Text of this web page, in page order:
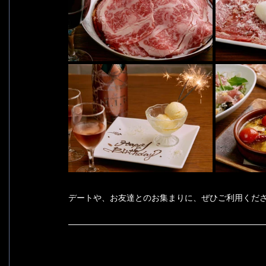
デートや、お友達とのお集まりに、ぜひご利用くだ